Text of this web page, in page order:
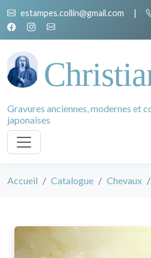
estampes.collin@gmail.com |
Gravures anciennes, modernes et
japonaises
Accueil Catalogue Chevaux